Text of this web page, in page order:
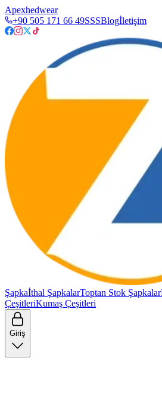
Apexhedwear
+90 505 171 66 49SSSBlogİletişim
Şapkaİthal ŞapkalarToptan Stok Şapkalar
ÇeşitleriKumaş Çeşitleri
Giriş